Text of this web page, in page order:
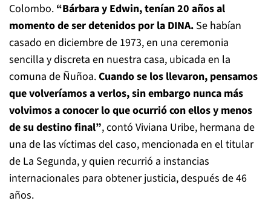
Colombo. “Bárbara y Edwin, tenían 20 años al
momento de ser detenidos por la DINA. Se habían
casado en diciembre de 1973, en una ceremonia
sencilla y discreta en nuestra casa, ubicada en la
comuna de Ñuñoa.Cuando se los llevaron, pensamos
que volveríamos a verlos, sin embargo nunca más
volvimos a conocer lo que ocurrió con ellos y menos
de su destino final”, contó Viviana Uribe, hermana de
una de las víctimas del caso, mencionada en el titular
de La Segunda, y quien recurrió a instancias
internacionales para obtener justicia, después de 46
años.